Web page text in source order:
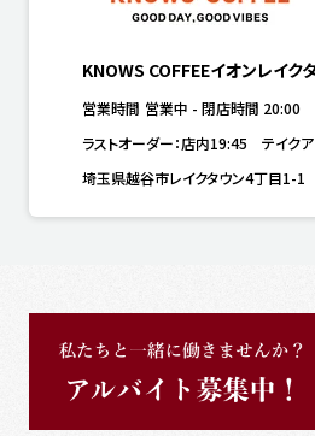
KNOWS COFFEEイオンレイク
営業時間 営業中 - 閉店時間 20:00
ラストオーダー：店内19:45　テイク
埼玉県越谷市レイクタウン4丁目1-1